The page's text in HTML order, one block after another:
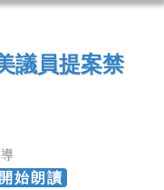
議員提案禁
開始朗讀